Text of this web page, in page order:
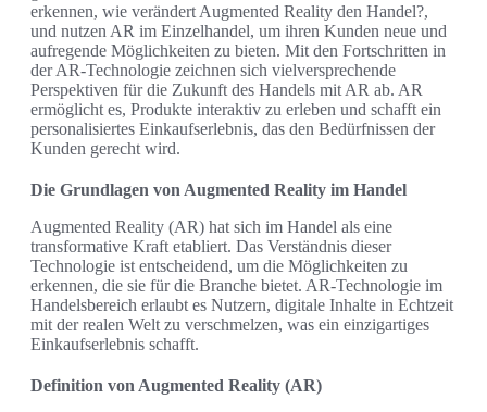
erkennen, wie verändert Augmented Reality den Handel?,
und nutzen AR im Einzelhandel, um ihren Kunden neue und
aufregende Möglichkeiten zu bieten. Mit den Fortschritten in
der AR-Technologie zeichnen sich vielversprechende
Perspektiven für die Zukunft des Handels mit AR ab. AR
ermöglicht es, Produkte interaktiv zu erleben und schafft ein
personalisiertes Einkaufserlebnis, das den Bedürfnissen der
Kunden gerecht wird.
Die Grundlagen von Augmented Reality im Handel
Augmented Reality (AR) hat sich im Handel als eine
transformative Kraft etabliert. Das Verständnis dieser
Technologie ist entscheidend, um die Möglichkeiten zu
erkennen, die sie für die Branche bietet. AR-Technologie im
Handelsbereich erlaubt es Nutzern, digitale Inhalte in Echtzeit
mit der realen Welt zu verschmelzen, was ein einzigartiges
Einkaufserlebnis schafft.
Definition von Augmented Reality (AR)